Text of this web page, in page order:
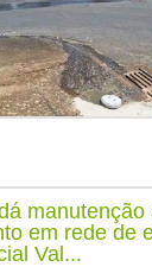
manutenção
em rede de
Val...